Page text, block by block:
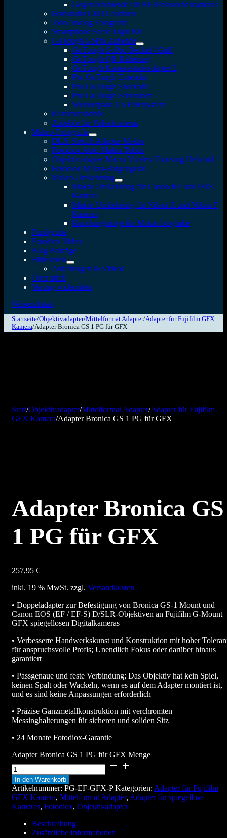
Gegenlichtblende für RF Messsucherkameras
Fotostudio LED Leuchten
Jobo Analog Fotografie
Smartphone Selfie Light Kit
GoTough GoPro Zubehör
GoTough GoPro Deckel / Griff
GoTough QR Halterung
GoTough Kamerastativadapter 2
Pro GoTough Extender
Pro GoTough Sharkbite
Pro GoTough Schrauben
Wonderpana Go Filtersystem
Kamerazubehör
Zubehör für Videokameras
Makro-Fotografie
DLX Stretch Adapter Makro
Fotodiox Auto Makro Tubus
Objektivadapter Macro Vizelex Focusing Helicoid
Fotodiox Makro-Balgengerät
Makro Umkehrring
Makro Umkehrring für Canon RF und EOS
Kamera
Makro Umkehrring für Nikon Z und Nikon F
Kamera
Kupplungsringe für Makrofotografie
Fundgrube
Fotodiox Video
Blog Beiträge
Hilfeseiten
Anleitungen & Videos
Über mich
Vertrag widerrufen
Wissensbasis
Startseite/Objektivadapter/Mittelformat Adapter/Adapter für Fujifilm GFX
Kamera/Adapter Bronica GS 1 PG für GFX
Start/Objektivadapter/Mittelformat Adapter/Adapter für Fujifilm
GFX Kamera/Adapter Bronica GS 1 PG für GFX
Adapter Bronica GS
1 PG für GFX
257,95 €
inkl. 19 % MwSt. zzgl. Versandkosten
• Doppeladapter zur Befestigung von Bronica GS-1 Mount und
Canon EOS (EF / EF-S) D/SLR-Objektiven an Fujifilm G-Mount
GFX spiegellosen Digitalkameras
• Verbesserte Handwerkskunst und Konstruktion mit hoher
für anspruchsvolle Profis; Unendlich Fokus oder darüber hinaus
garantiert
• Passgenaue und feste Verbindung; Das Objektiv hat kein Spiel,
keinen Spalt oder Wackeln, wenn es auf dem Adapter montiert ist,
und es sind keine Anpassungen erforderlich
• Präzise Ganzmetallkonstruktion mit verchromten
Messinghalterungen für sicheren und soliden Sitz
• 24 Monate Fotodiox-Garantie
Adapter Bronica GS 1 PG für GFX Menge
In den Warenkorb
Artikelnummer: PG-EF-GFX-P Kategorien: Adapter für Fujifilm
GFX Kamera, Mittelformat Adapter, Adapter für spiegellose
Kameras, Fotodiox, Objektivadapter
Beschreibung
Zusätzliche Informationen